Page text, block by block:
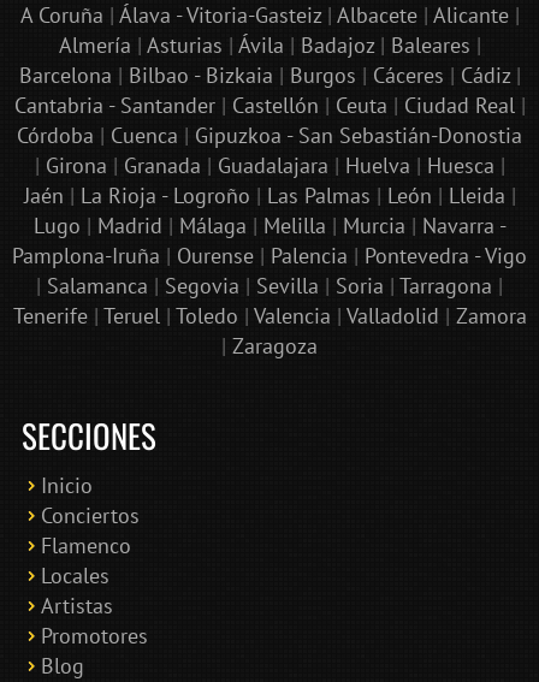
A Coruña | Álava - Vitoria-Gasteiz| Albacete| Alicante|
Almería | Asturias | Ávila | Badajoz| Baleares |
Barcelona | Bilbao - Bizkaia | Burgos | Cáceres | Cádiz|
Cantabria - Santander| Castellón | Ceuta | Ciudad Real|
Córdoba | Cuenca | Gipuzkoa - San Sebastián-Donostia
| Girona | Granada | Guadalajara | Huelva | Huesca |
Jaén | La Rioja - Logroño | Las Palmas | León | Lleida |
Lugo | Madrid | Málaga | Melilla | Murcia | Navarra -
Pamplona-Iruña | Ourense | Palencia | Pontevedra - Vigo
| Salamanca | Segovia | Sevilla | Soria | Tarragona |
Tenerife| Teruel| Toledo | Valencia | Valladolid | Zamora
| Zaragoza
SECCIONES
Inicio
Conciertos
Flamenco
Locales
Artistas
Promotores
Blog